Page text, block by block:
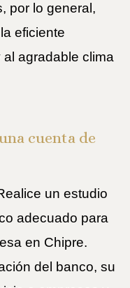
por lo general,
eficiente
agradable clima
cuenta de
un estudio
adecuado para
en Chipre.
del banco, su